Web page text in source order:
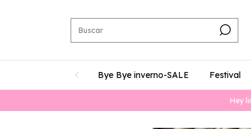
Bye Bye inverno-SALE Festival
Hey linda!